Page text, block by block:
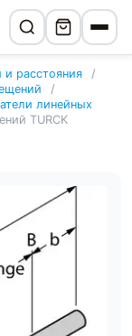
расстояния
/
/
линейных
TURCK